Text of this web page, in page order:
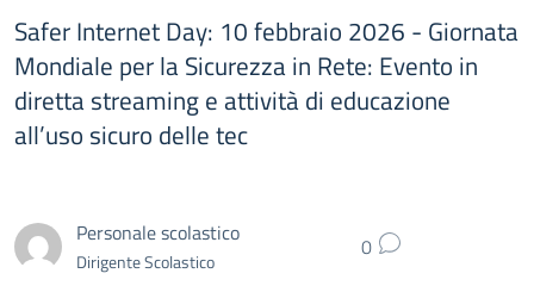
Safer Internet Day: 10 febbraio 2026 - Giornata
Mondiale per la Sicurezza in Rete: Evento in
diretta streaming e attività di educazione
all’uso sicuro delle tec
Personale scolastico
Dirigente Scolastico 0